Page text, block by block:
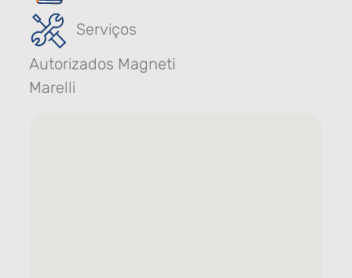
Serviços
Autorizados Magneti
Marelli